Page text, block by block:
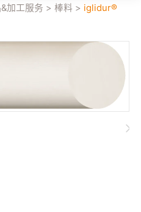
加工服务 >棒料 > iglidur®